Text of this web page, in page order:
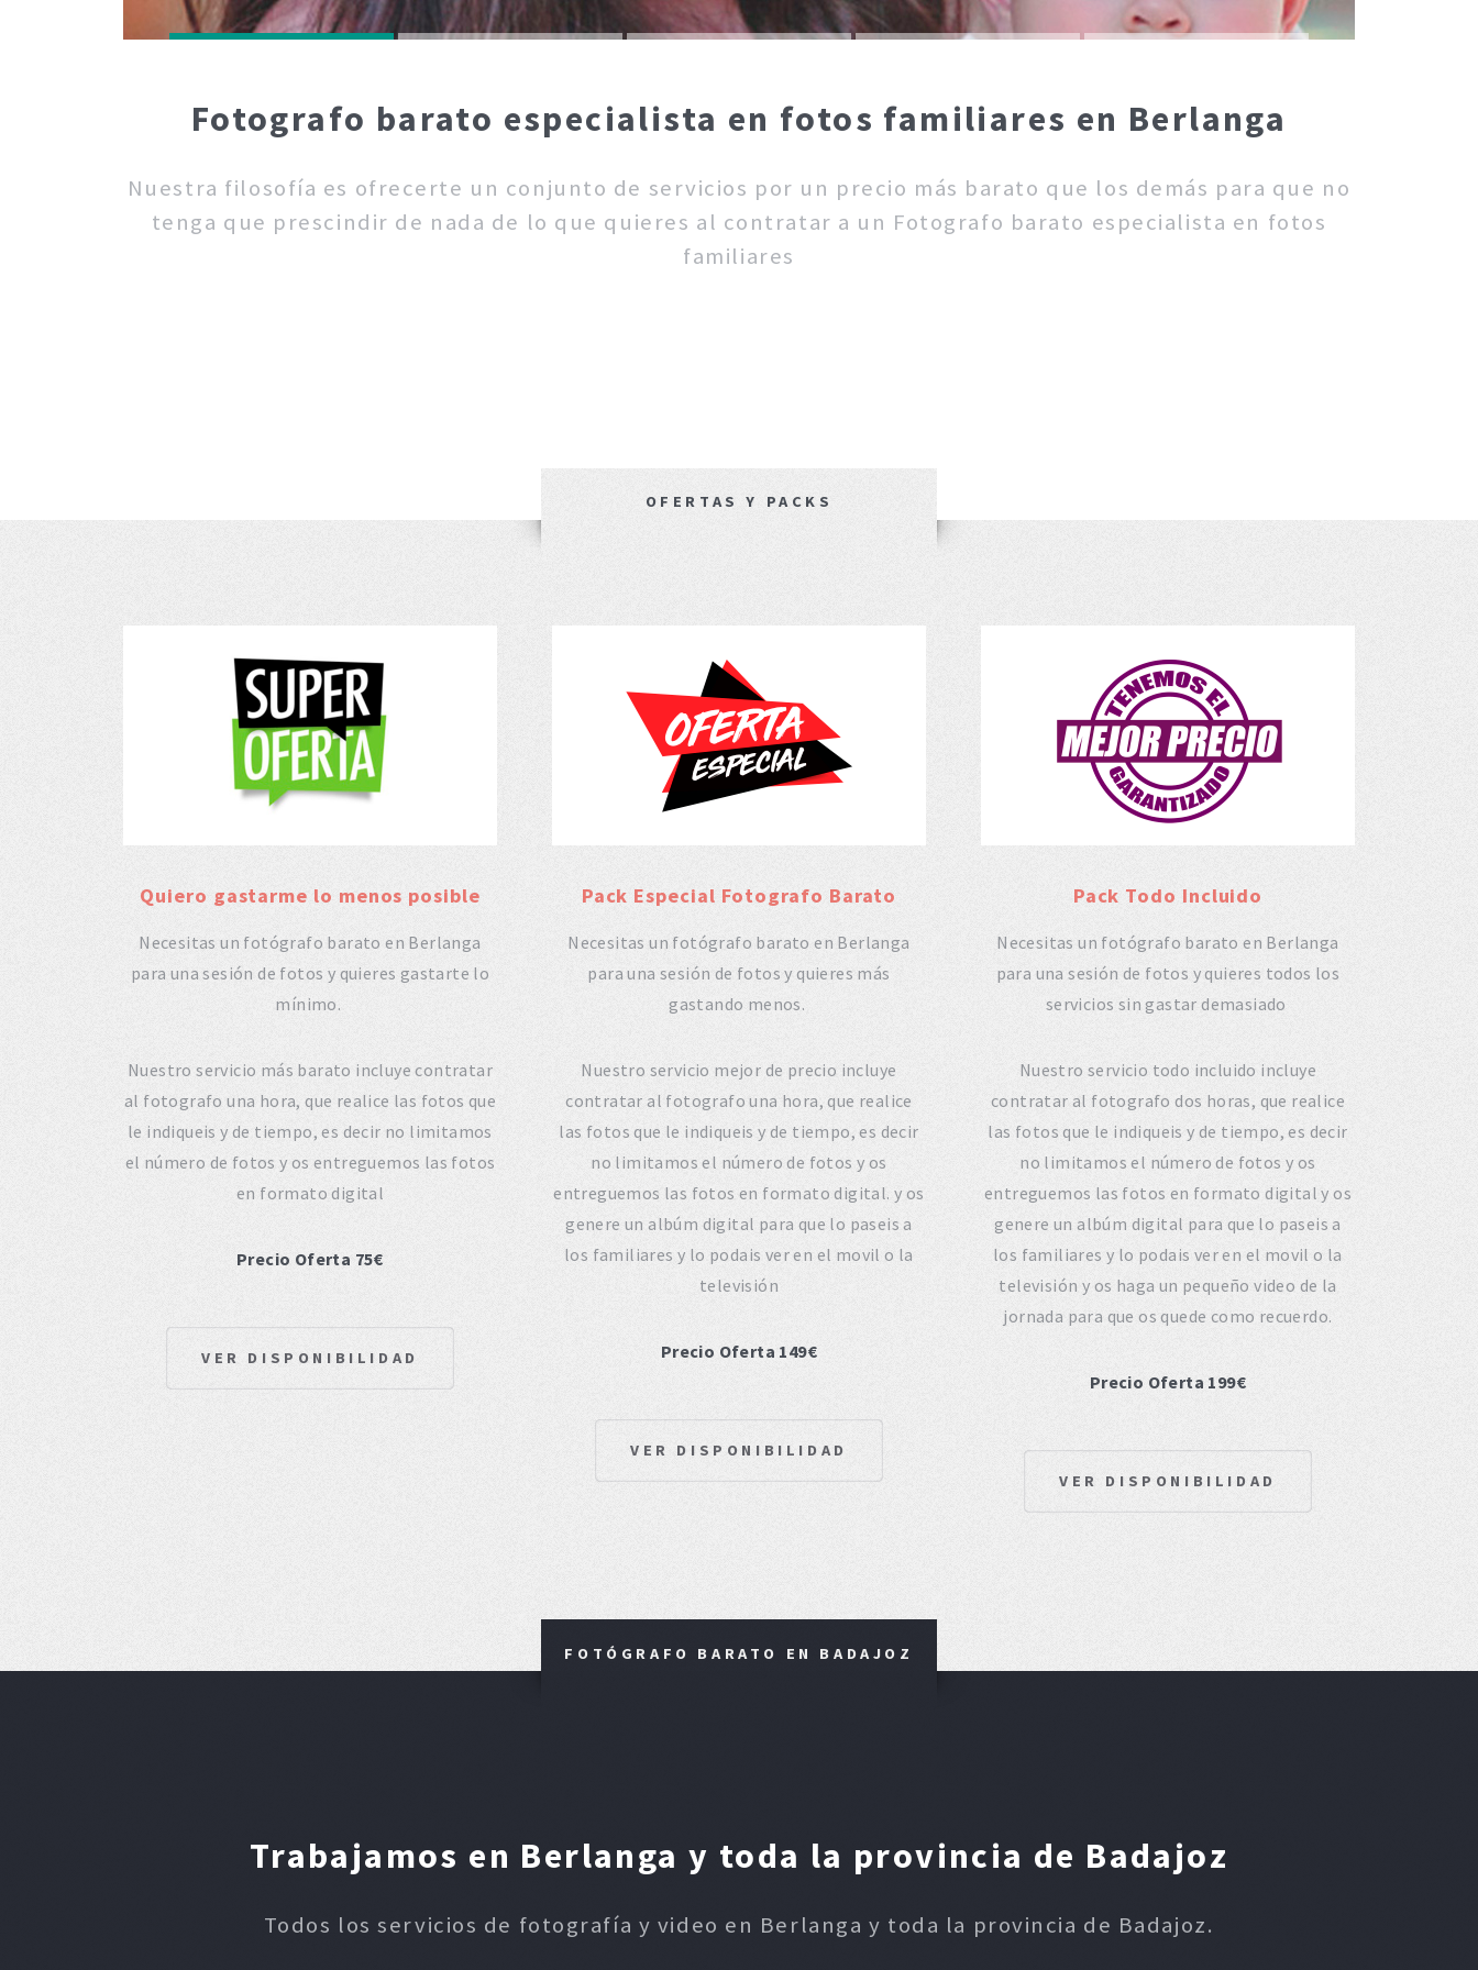
Fotografo barato especialista en fotos familiares en Berlanga
Nuestra filosofía es ofrecerte un conjunto de servicios por un precio más barato que los demás para que no
tenga que prescindir de nada de lo que quieres al contratar a un Fotografo barato especialista en fotos
familiares
OFERTAS Y PACKS
Quiero gastarme lo menos posible
Necesitas un fotógrafo barato en Berlanga
para una sesión de fotos y quieres gastarte lo
mínimo.
Nuestro servicio más barato incluye contratar
al fotografo una hora, que realice las fotos que
le indiqueis y de tiempo, es decir no limitamos
el número de fotos y os entreguemos las fotos
en formato digital
Precio Oferta 75€
VER DISPONIBILIDAD
Pack Especial Fotografo Barato
Necesitas un fotógrafo barato en Berlanga
para una sesión de fotos y quieres más
gastando menos.
Nuestro servicio mejor de precio incluye
contratar al fotografo una hora, que realice
las fotos que le indiqueis y de tiempo, es decir
no limitamos el número de fotos y os
entreguemos las fotos en formato digital. y os
genere un albúm digital para que lo paseis a
los familiares y lo podais ver en el movil o la
televisión
Precio Oferta 149€
VER DISPONIBILIDAD
Pack Todo Incluido
Necesitas un fotógrafo barato en Berlanga
para una sesión de fotos y quieres todos los
servicios sin gastar demasiado
Nuestro servicio todo incluido incluye
contratar al fotografo dos horas, que realice
las fotos que le indiqueis y de tiempo, es decir
no limitamos el número de fotos y os
entreguemos las fotos en formato digital y os
genere un albúm digital para que lo paseis a
los familiares y lo podais ver en el movil o la
televisión y os haga un pequeño video de la
jornada para que os quede como recuerdo.
Precio Oferta 199€
VER DISPONIBILIDAD
FOTÓGRAFO BARATO EN BADAJOZ
Trabajamos en Berlanga y toda la provincia de Badajoz
Todos los servicios de fotografía y video en Berlanga y toda la provincia de Badajoz.